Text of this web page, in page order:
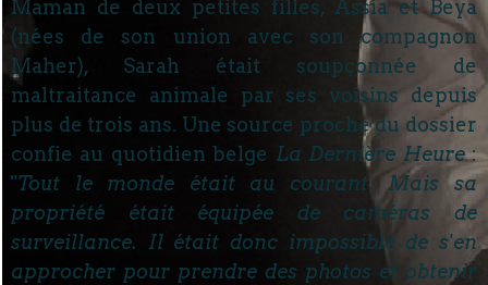
Maman de deux petites filles, Assia et Beya
(nées de son union avec son compagnon
Maher), Sarah était soupçonnée de
maltraitance animale par ses voisins depuis
plus de trois ans. Une source proche du dossier
confie au quotidien belge La Dernière Heure:
"Tout le monde était au courant. Mais sa
propriété était équipée de caméras de
surveillance. Il était donc impossible de s'en
approcher pour prendre des photos et obtenir